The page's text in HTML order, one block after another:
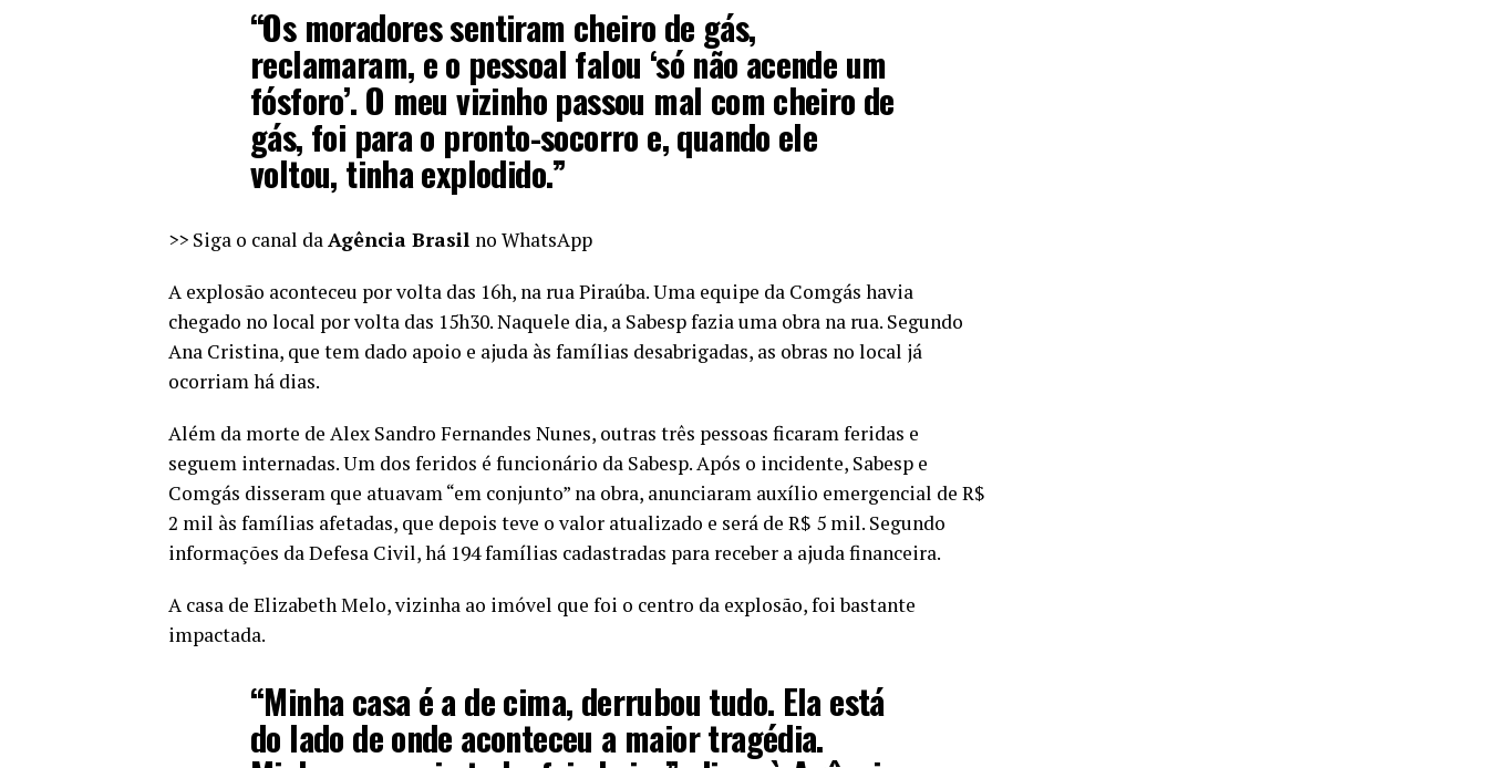
“Os moradores sentiram cheiro de gás,
reclamaram, e o pessoal falou ‘só não acende um
fósforo’. O meu vizinho passou mal com cheiro de
gás, foi para o pronto-socorro e, quando ele
voltou, tinha explodido.”
>> Siga o canal daAgência Brasil no WhatsApp
A explosão aconteceu por volta das 16h, na rua Piraúba. Uma equipe da Comgás havia
chegado no local por volta das 15h30. Naquele dia, a Sabesp fazia uma obra na rua. Segundo
Ana Cristina, que tem dado apoio e ajuda às famílias desabrigadas, as obras no local já
ocorriam há dias.
Além da morte de Alex Sandro Fernandes Nunes, outras três pessoas ficaram feridas e
seguem internadas. Um dos feridos é funcionário da Sabesp. Após o incidente, Sabesp e
Comgás disseram que atuavam “em conjunto” na obra, anunciaram auxílio emergencial de R$
2 mil às famílias afetadas, que depois teve o valor atualizado e será de R$ 5 mil. Segundo
informações da Defesa Civil, há 194 famílias cadastradas para receber a ajuda financeira.
A casa de Elizabeth Melo, vizinha ao imóvel que foi o centro da explosão, foi bastante
impactada.
“Minha casa é a de cima, derrubou tudo. Ela está
do lado de onde aconteceu a maior tragédia.